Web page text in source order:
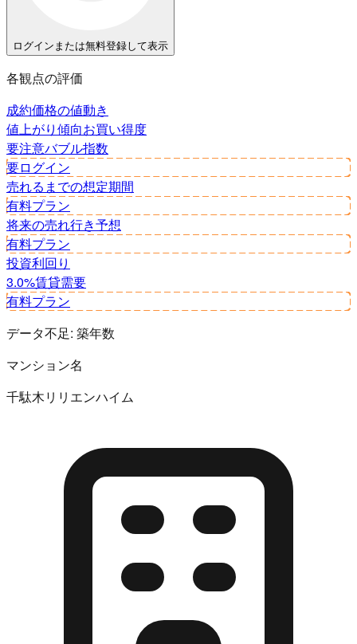
ログインまたは無料登録して表示
各観点の評価
成約価格の値動き
値上がり傾向お買い得度
要注意バブル指数
要ログイン
売れるまでの想定期間
有料プラン
将来の売れ行き予想
有料プラン
投資利回り
3.0%賃貸需要
有料プラン
データ不足: 築年数
マンション名
千駄木リリエンハイム